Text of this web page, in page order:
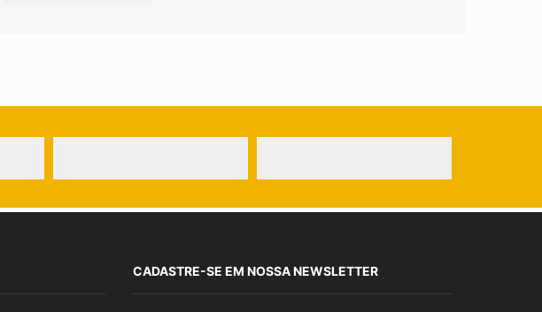
CADASTRE-SE EM NOSSA NEWSLETTER